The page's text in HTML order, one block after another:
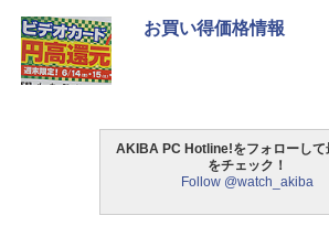
お買い得価格情報
AKIBA PC Hotline!をフォローして
をチェック！
Follow @watch_akiba